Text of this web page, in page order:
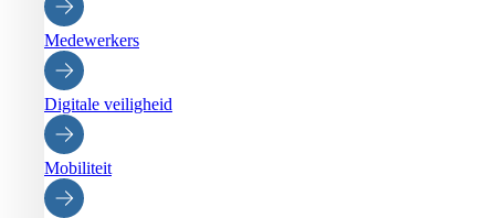
Medewerkers
Digitale veiligheid
Mobiliteit